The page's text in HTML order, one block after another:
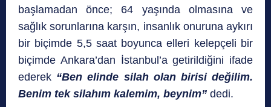
başlamadan önce; 64 yaşında olmasına ve
sağlık sorunlarına karşın, insanlık onuruna aykırı
bir biçimde 5,5 saat boyunca elleri kelepçeli bir
biçimde Ankara’dan İstanbul’a getirildiğini ifade
ederek “Ben elinde silah olan birisi değilim.
Benim tek silahım kalemim, beynim” dedi.